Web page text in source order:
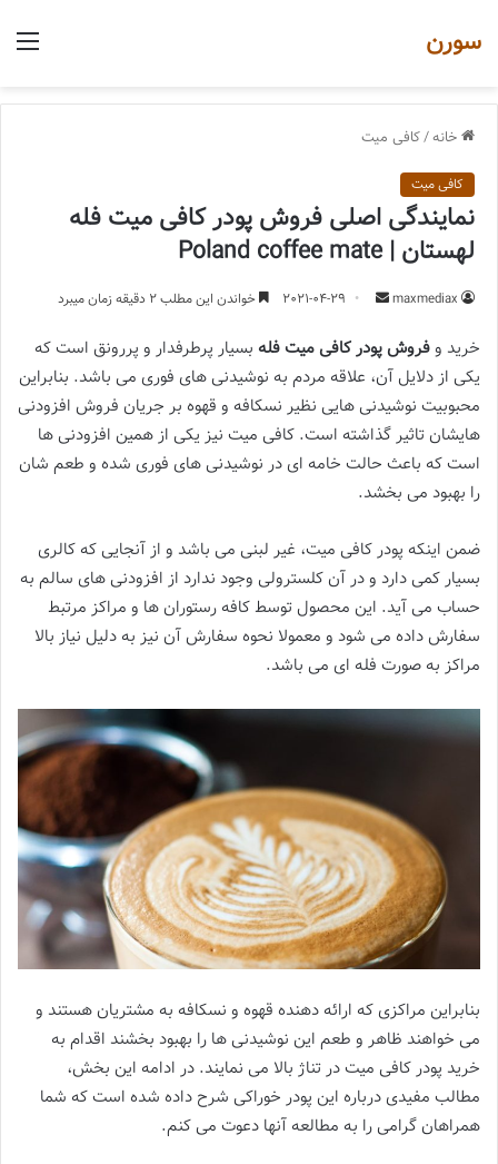
سورن
خانه/کافی میت
کافی میت
نمایندگی اصلی فروش پودر کافی میت فله
لهستان | Poland coffee mate
maxmediax
ارسال
ایمیل
2021-04-29 خواندن این مطلب 2 دقیقه زمان میبرد
خرید وفروش پودر کافی میت فله بسیار پرطرفدار و پررونق است که
یکی از دلایل آن، علاقه مردم به نوشیدنی های فوری می باشد. بنابراین
محبوبیت نوشیدنی هایی نظیر نسکافه و قهوه بر جریان فروش افزودنی
هایشان تاثیر گذاشته است. کافی میت نیز یکی از همین افزودنی ها
است که باعث حالت خامه ای در نوشیدنی های فوری شده و طعم شان
را بهبود می بخشد.
ضمن اینکه پودر کافی میت، غیر لبنی می باشد و از آنجایی که کالری
بسیار کمی دارد و در آن کلسترولی وجود ندارد از افزودنی های سالم به
حساب می آید. این محصول توسط کافه رستوران ها و مراکز مرتبط
سفارش داده می شود و معمولا نحوه سفارش آن نیز به دلیل نیاز بالا
مراکز به صورت فله ای می باشد.
بنابراین مراکزی که ارائه دهنده قهوه و نسکافه به مشتریان هستند و
می خواهند ظاهر و طعم این نوشیدنی ها را بهبود بخشند اقدام به
خرید پودر کافی میت در تناژ بالا می نمایند. در ادامه این بخش،
مطالب مفیدی درباره این پودر خوراکی شرح داده شده است که شما
همراهان گرامی را به مطالعه آنها دعوت می کنم.